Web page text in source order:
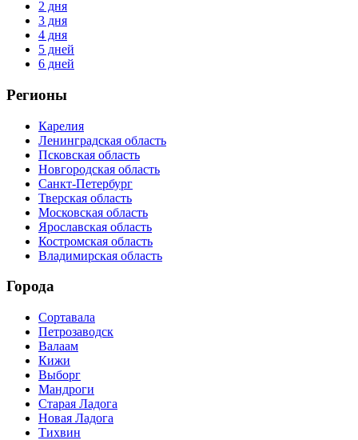
2 дня
3 дня
4 дня
5 дней
6 дней
Регионы
Карелия
Ленинградская область
Псковская область
Новгородская область
Санкт-Петербург
Тверская область
Московская область
Ярославская область
Костромская область
Владимирская область
Города
Сортавала
Петрозаводск
Валаам
Кижи
Выборг
Мандроги
Старая Ладога
Новая Ладога
Тихвин